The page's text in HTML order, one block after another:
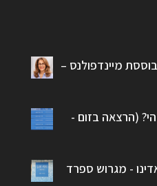
מיינדפולנס –
(הרצאה בזום -
- מגרוש ספרד